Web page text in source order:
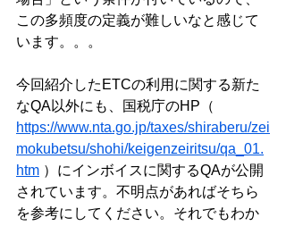
この多頻度の定義が難しいなと感じて
います。。。
今回紹介したETCの利用に関する新た
なQA以外にも、国税庁のHP（
https://www.nta.go.jp/taxes/shiraberu/zei
mokubetsu/shohi/keigenzeiritsu/qa_01.
htm ）にインボイスに関するQAが公開
されています。不明点があればそちら
を参考にしてください。それでもわか